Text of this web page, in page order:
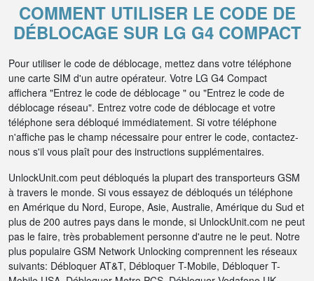
COMMENT UTILISER LE CODE DE
DÉBLOCAGE SUR LG G4 COMPACT
Pour utiliser le code de déblocage, mettez dans votre téléphone
une carte SIM d'un autre opérateur. Votre LG G4 Compact
affichera "Entrez le code de déblocage " ou "Entrez le code de
déblocage réseau". Entrez votre code de déblocage et votre
téléphone sera débloqué immédiatement. Si votre téléphone
n'affiche pas le champ nécessaire pour entrer le code, contactez-
nous s'il vous plaît pour des instructions supplémentaires.
UnlockUnit.com peut débloqués la plupart des transporteurs GSM
à travers le monde. Si vous essayez de débloqués un téléphone
en Amérique du Nord, Europe, Asie, Australie, Amérique du Sud et
plus de 200 autres pays dans le monde, si UnlockUnit.com ne peut
pas le faire, très probablement personne d'autre ne le peut. Notre
plus populaire GSM Network Unlocking comprennent les réseaux
suivants: Débloquer AT&T, Débloquer T-Mobile, Débloquer T-